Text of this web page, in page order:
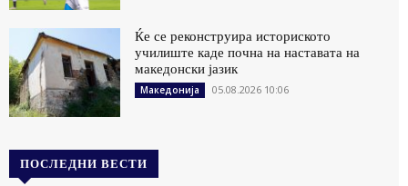
Ќе се реконструира историското
училиште каде почна на наставата на
македонски јазик
Македонија 05.08.2026 10:06
ПОСЛЕДНИ ВЕСТИ